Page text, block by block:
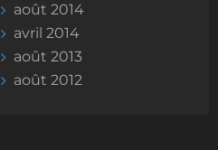
août 2014
avril 2014
août 2013
août 2012